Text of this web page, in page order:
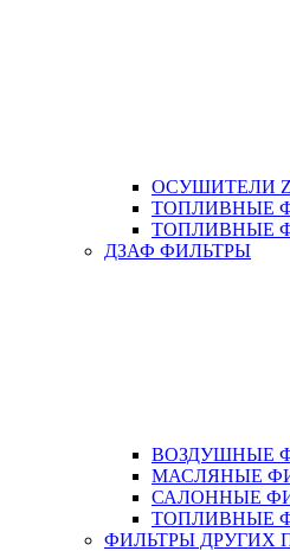
ОСУШИТЕЛИ
ТОПЛИВНЫЕ
ТОПЛИВНЫЕ
ДЗАФ ФИЛЬТРЫ
ВОЗДУШНЫЕ
МАСЛЯНЫЕ
САЛОННЫЕ
ТОПЛИВНЫЕ
ФИЛЬТРЫ ДРУГИХ